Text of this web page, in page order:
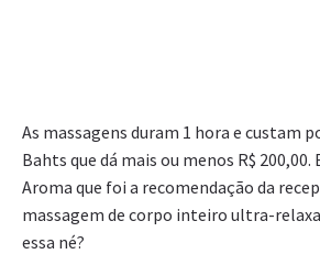
As massagens duram 1 hora e custam
Bahts que dá mais ou menos R$ 200,00.
Aroma que foi a recomendação da
massagem de corpo inteiro ultra-
essa né?